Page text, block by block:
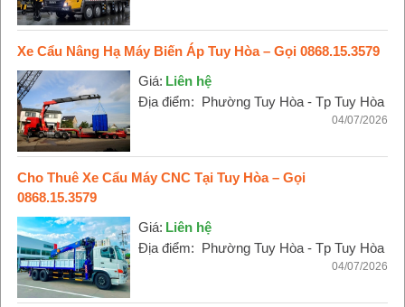
Xe Cẩu Nâng Hạ Máy Biến Áp Tuy Hòa – Gọi 0868.15.3579
Giá: Liên hệ
Địa điểm: Phường Tuy Hòa - Tp Tuy Hòa
04/07/2026
Cho Thuê Xe Cẩu Máy CNC Tại Tuy Hòa – Gọi
0868.15.3579
Giá: Liên hệ
Địa điểm: Phường Tuy Hòa - Tp Tuy Hòa
04/07/2026